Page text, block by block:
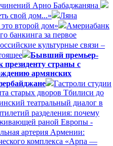
Арно Бабаджаняна
свой дом...»
Ляна
второй дом»
Америабанк
банкинга за первое
культурные связи –
Бывший премьер-
страны с
армянских
Гастроли студии
старых дворов Тбилиси до
театральный диалог в
разделения: почему
раной Европы -
артерия Армении:
комплекса «Арпа —